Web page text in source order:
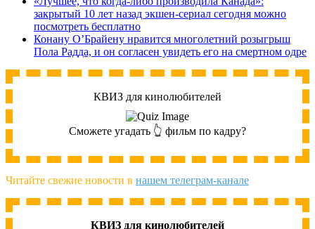
закрытый 10 лет назад экшен-сериал сегодня можно
посмотреть бесплатно
Конану О’Брайену нравится многолетний розыгрыш
Пола Радда, и он согласен увидеть его на смертном одре
КВИЗ для кинолюбителей
Сможете угадать 👆 фильм по кадру?
Читайте свежие новости в нашем телеграм-канале
КВИЗ для кинолюбителей